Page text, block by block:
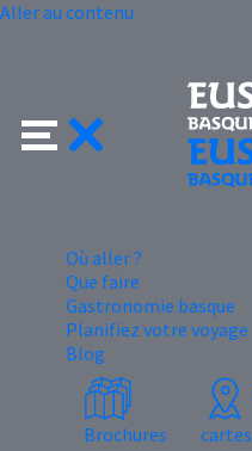
Aller au contenu
Où aller ?
Que faire
Gastronomie basque
Planifiez votre voyage
Blog
Brochures
cartes